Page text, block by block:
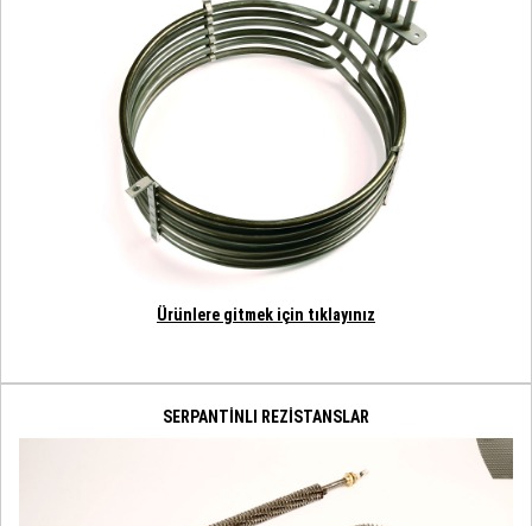
Ürünlere gitmek için tıklayınız
SERPANTİNLI REZİSTANSLAR